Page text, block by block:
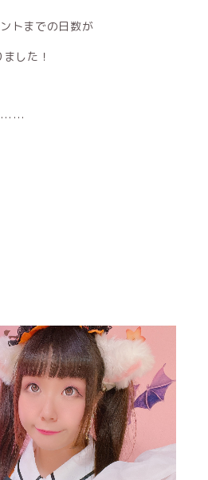
トまでの日数が
した！
……